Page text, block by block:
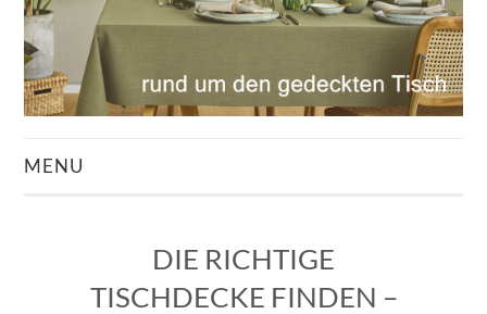
MENU
IMPRESSUM
DIE RICHTIGE
TISCHDECKE FINDEN –